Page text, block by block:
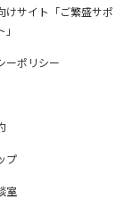
けサイト「ご繁盛サポ
ーポリシー
プ
室